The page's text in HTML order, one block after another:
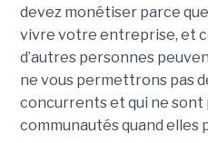
devez monétiser parce que
vivre votre entreprise, et
d’autres personnes
ne vous permettrons pas
concurrents et qui ne sont
communautés quand elles